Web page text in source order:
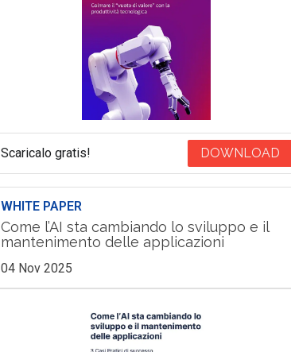
Scaricalo gratis! DOWNLOAD
WHITE PAPER
Come l’AI sta cambiando lo sviluppo e il
mantenimento delle applicazioni
04 Nov 2025